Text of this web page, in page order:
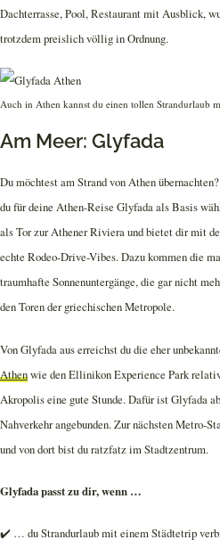
Dachterrasse, Pool, Restaurant mit Ausblick,
trotzdem preislich völlig in Ordnung.
Auch in Athen kannst du einen tollen Strandurlaub
Am Meer: Glyfada
Du möchtest am Strand von Athen
du für deine Athen-Reise Glyfada als Basis
als Tor zur Athener Riviera und bietet dir mit
echte Rodeo-Drive-Vibes. Dazu kommen die
traumhafte Sonnenuntergänge, die gar nicht
den Toren der griechischen Metropole.
Von Glyfada aus erreichst du die eher
Athenwie den Ellinikon Experience Park
Akropolis eine gute Stunde. Dafür ist Glyfada
Nahverkehr angebunden. Zur nächsten Metro-
und von dort bist du ratzfatz im Stadtzentrum.
Glyfada passt zu dir, wenn …
✔️ … du Strandurlaub mit einem Städtetrip